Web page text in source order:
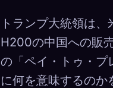
トランプ大統領は
H200の中国への販
の「ペイ・トゥ・プ
に何を意味するのか